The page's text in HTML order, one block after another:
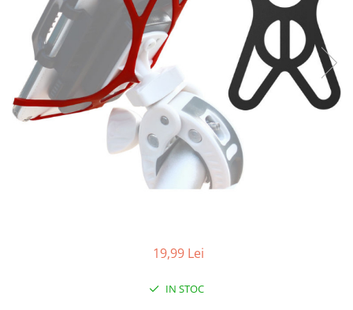
Huse si tocuri protectie obiective
Obiective Cinematice
Parasolare
Teleconvertoare
Adaptoare montura / baioneta
Capace obiectiv si camera
Convertoare pe filet foto video
19,99 Lei
IN STOC